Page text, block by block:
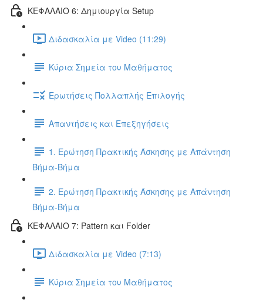
ΚΕΦΑΛΑΙΟ 6: Δημιουργία Setup
Διδασκαλία με Video (11:29)
Κύρια Σημεία του Μαθήματος
Ερωτήσεις Πολλαπλής Επιλογής
Απαντήσεις και Επεξηγήσεις
1. Ερώτηση Πρακτικής Άσκησης με Απάντηση
Βήμα-Βήμα
2. Ερώτηση Πρακτικής Άσκησης με Απάντηση
Βήμα-Βήμα
ΚΕΦΑΛΑΙΟ 7: Pattern και Folder
Διδασκαλία με Video (7:13)
Κύρια Σημεία του Μαθήματος